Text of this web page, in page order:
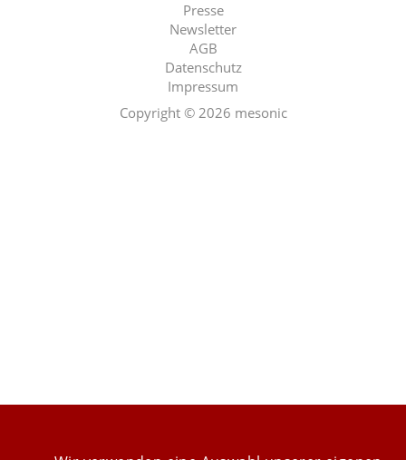
Presse
Newsletter
AGB
Datenschutz
Impressum
Last Update 07.08.2026Copyright © 2026 mesonic